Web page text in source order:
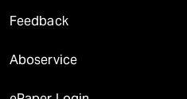
Feedback
Aboservice